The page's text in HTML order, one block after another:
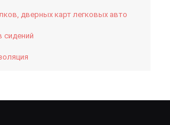
дверных карт легковых авто
сидений